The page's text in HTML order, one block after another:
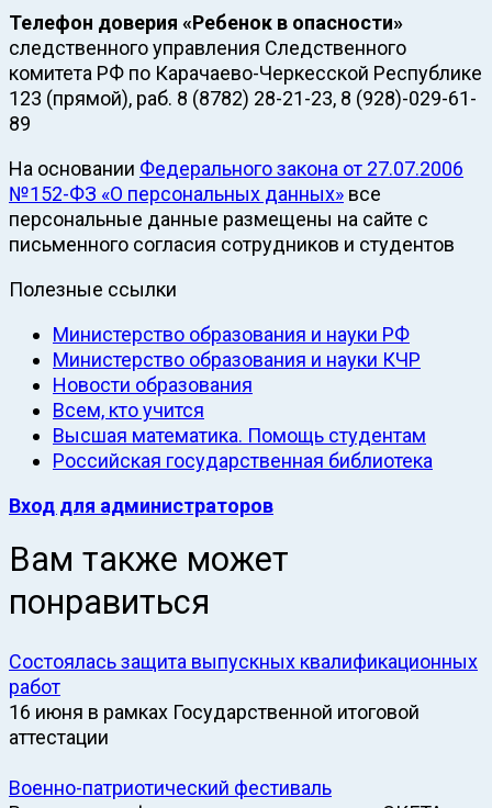
Телефон доверия «Ребенок в опасности»
следственного управления Следственного
комитета РФ по Карачаево-Черкесской Республике
123 (прямой), раб. 8 (8782) 28-21-23, 8 (928)-029-61-
89
На основании Федерального закона от 27.07.2006
№152-ФЗ «О персональных данных» все
персональные данные размещены на сайте с
письменного согласия сотрудников и студентов
Полезные ссылки
Министерство образования и науки РФ
Министерство образования и науки КЧР
Новости образования
Всем, кто учится
Высшая математика. Помощь студентам
Российская государственная библиотека
Вход для администраторов
Вам также может
понравиться
Состоялась защита выпускных квалификационных
работ
16 июня в рамках Государственной итоговой
аттестации
Военно-патриотический фестиваль